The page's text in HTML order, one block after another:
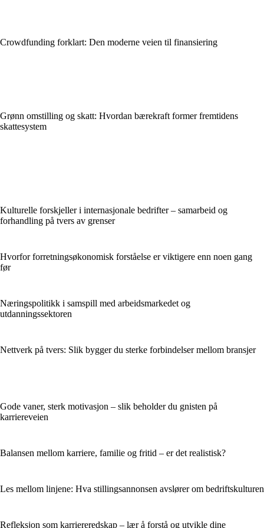
Crowdfunding forklart: Den moderne veien til finansiering
Grønn omstilling og skatt: Hvordan bærekraft former fremtidens
skattesystem
Kulturelle forskjeller i internasjonale bedrifter – samarbeid og
forhandling på tvers av grenser
Hvorfor forretningsøkonomisk forståelse er viktigere enn noen gang
før
Næringspolitikk i samspill med arbeidsmarkedet og
utdanningssektoren
Nettverk på tvers: Slik bygger du sterke forbindelser mellom bransjer
Gode vaner, sterk motivasjon – slik beholder du gnisten på
karriereveien
Balansen mellom karriere, familie og fritid – er det realistisk?
Les mellom linjene: Hva stillingsannonsen avslører om bedriftskulturen
Refleksjon som karriereredskap – lær å forstå og utvikle dine